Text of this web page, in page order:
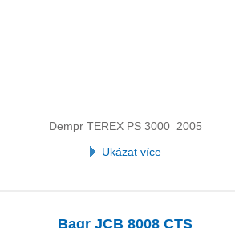
Dempr TEREX PS 3000 2005
Ukázat více
Bagr JCB 8008 CTS